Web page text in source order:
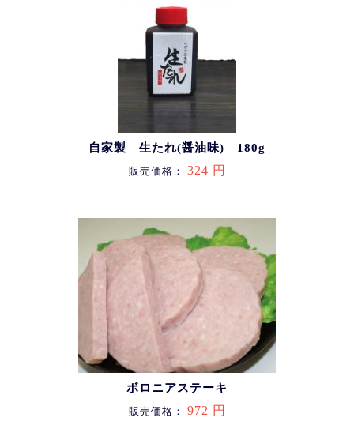
自家製 生たれ(醤油味) 180g
販売価格： 324 円
ボロニアステーキ
販売価格： 972 円